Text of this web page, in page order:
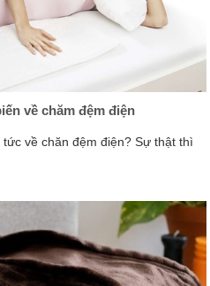
về chăm đệm điện
về chăn đệm điện? Sự thật thì